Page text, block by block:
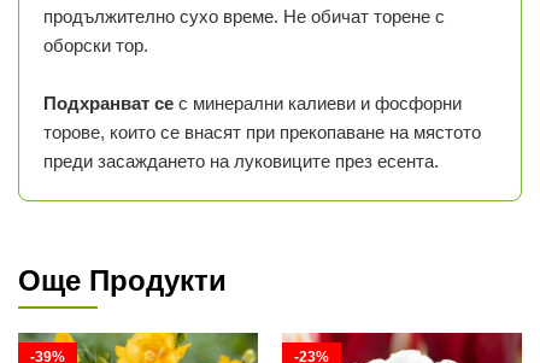
продължително сухо време. Не обичат торене с
оборски тор.
Подхранват се с минерални калиеви и фосфорни
торове, които се внасят при прекопаване на мястото
преди засаждането на луковиците през есента.
Още Продукти
-39% -23%